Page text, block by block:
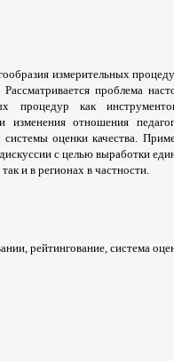
измерительных
проблема
процедур как
измененияотношения
системы оценки качества.
с цельювыработки
так и в регионах в частности.
рейтингование, система